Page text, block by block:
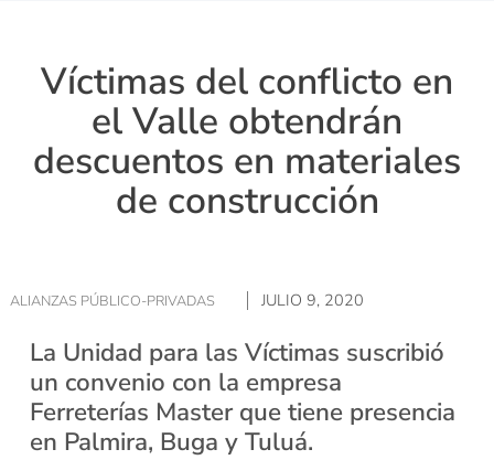
Víctimas del conflicto en
el Valle obtendrán
descuentos en materiales
de construcción
ALIANZAS PÚBLICO-PRIVADAS JULIO 9, 2020
La Unidad para las Víctimas suscribió
un convenio con la empresa
Ferreterías Master que tiene presencia
en Palmira, Buga y Tuluá.